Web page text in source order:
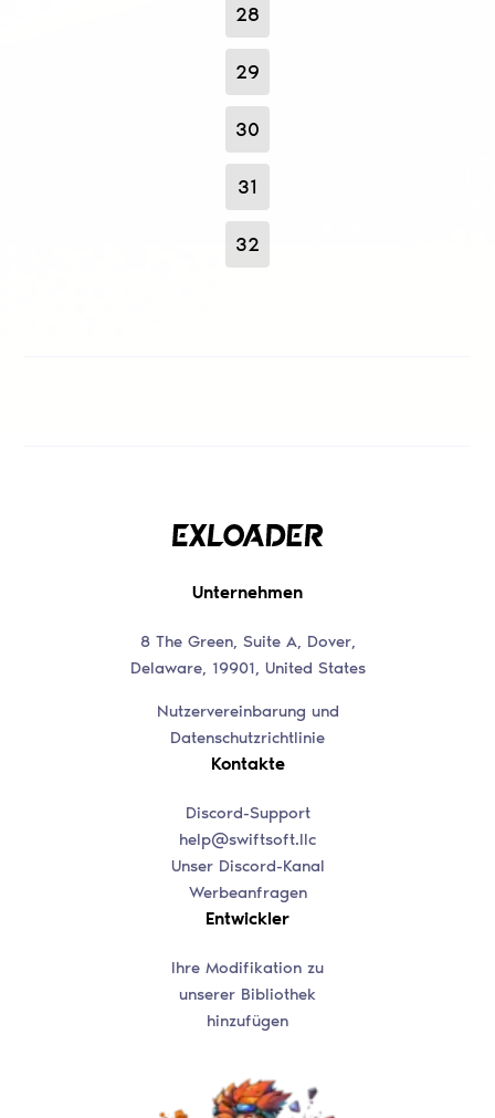
28
29
30
31
32
Unternehmen
8 The Green, Suite A, Dover,
Delaware, 19901, United States
Nutzervereinbarung und
Datenschutzrichtlinie
Kontakte
Discord-Support
help@swiftsoft.llc
Unser Discord-Kanal
Werbeanfragen
Entwickler
Ihre Modifikation zu
unserer Bibliothek
hinzufügen